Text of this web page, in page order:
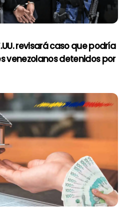
revisará caso que podría
venezolanos detenidos por